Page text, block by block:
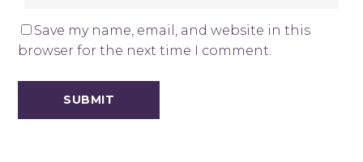
Save my name, email, and website in this
browser for the next time I comment.